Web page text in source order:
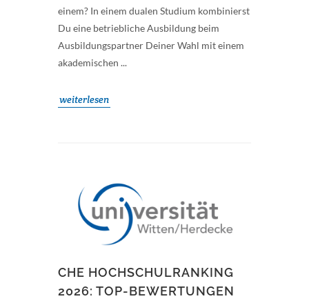
einem? In einem dualen Studium kombinierst
Du eine betriebliche Ausbildung beim
Ausbildungspartner Deiner Wahl mit einem
akademischen ...
weiterlesen
CHE HOCHSCHULRANKING
2026: TOP-BEWERTUNGEN